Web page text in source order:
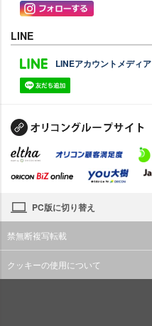
LINE
LINEアカウントメディア
PC版に切り替え
禁無断複写転載
クッキーの使用について